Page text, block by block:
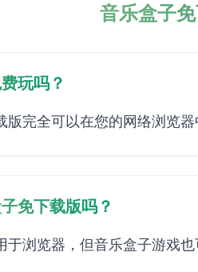
音乐盒子
玩吗？
完全可以在您的网络浏览
免下载版吗？
于浏览器，但音乐盒子游戏